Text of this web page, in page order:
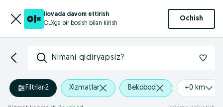
Ilovada davom ettirish
OLXga bir bosish bilan kirish
Ochish
Nimani qidiryapsiz?
Filtrlar·2 Xizmatlar Bekobod +0 km